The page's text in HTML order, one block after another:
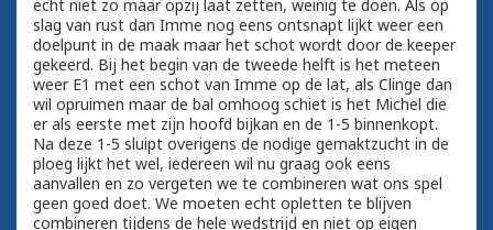
echt niet zo maar opzij laat zetten, weinig te doen. Als op
slag van rust dan Imme nog eens ontsnapt lijkt weer een
doelpunt in de maak maar het schot wordt door de keeper
gekeerd. Bij het begin van de tweede helft is het meteen
weer E1 met een schot van Imme op de lat, als Clinge dan
wil opruimen maar de bal omhoog schiet is het Michel die
er als eerste met zijn hoofd bijkan en de 1-5 binnenkopt.
Na deze 1-5 sluipt overigens de nodige gemaktzucht in de
ploeg lijkt het wel, iedereen wil nu graag ook eens
aanvallen en zo vergeten we te combineren wat ons spel
geen goed doet. We moeten echt opletten te blijven
combineren tijdens de hele wedstrijd en niet op eigen